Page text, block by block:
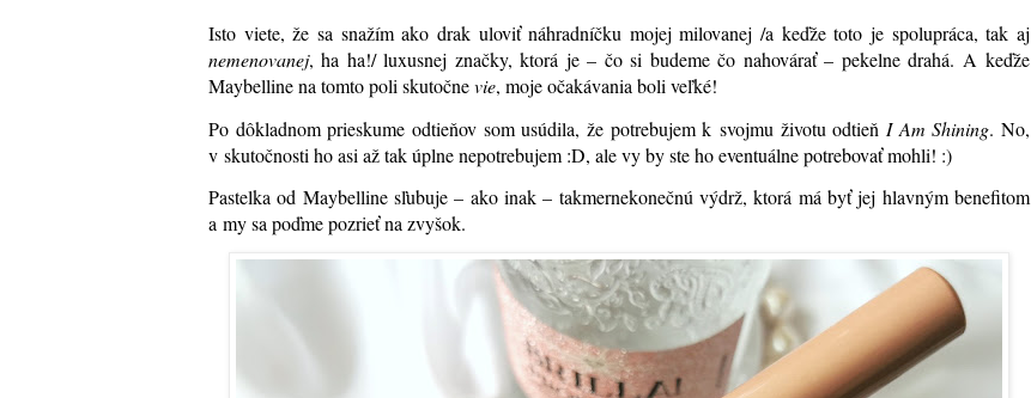
Isto viete, že sa snažím ako drak uloviť náhradníčku mojej milovanej /a keďže toto je spolupráca, tak aj
nemenovanej, ha ha!/ luxusnej značky, ktorá je – čo si budeme čo nahovárať – pekelne drahá. A keďže
Maybelline na tomto poli skutočnevie, moje očakávania boli veľké!
Po dôkladnom prieskume odtieňov som usúdila, že potrebujem k svojmu životu odtieň I Am Shining. No,
v skutočnosti ho asi až tak úplne nepotrebujem :D, ale vy by ste ho eventuálne potrebovať mohli! :)
Pastelka od Maybelline sľubuje – ako inak – takmernekonečnú výdrž, ktorá má byť jej hlavným benefitom
a my sa poďme pozrieť na zvyšok.